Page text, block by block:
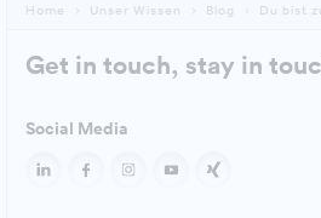
Home Unser Wissen Blog Du bist
Get in touch, stay in
Social Media